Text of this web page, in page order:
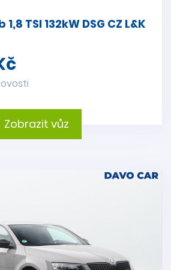
TSI 132kW DSG CZ L&K
Zobrazit vůz